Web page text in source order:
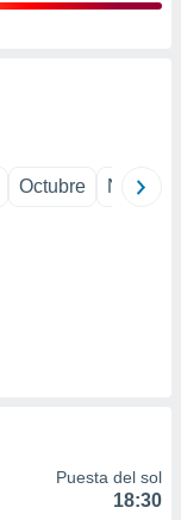
Octubre
Puesta del sol
18:30